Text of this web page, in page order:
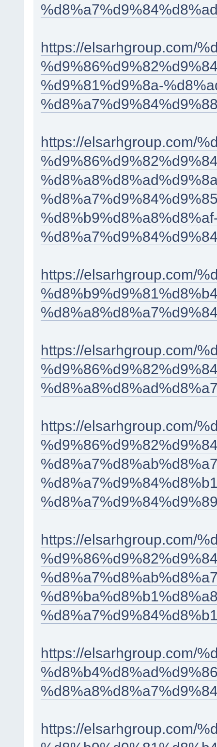
https://elsarhgroup.com/
%d9%81%d9%8a-
https://elsarhgroup.com/
https://elsarhgroup.com/
https://elsarhgroup.com/
https://elsarhgroup.com/
https://elsarhgroup.com/
https://elsarhgroup.com/
https://elsarhgroup.com/